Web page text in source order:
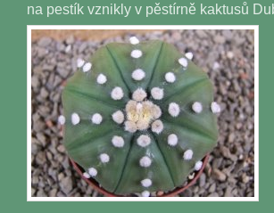
na pestík vznikly v pěstírně kaktusů